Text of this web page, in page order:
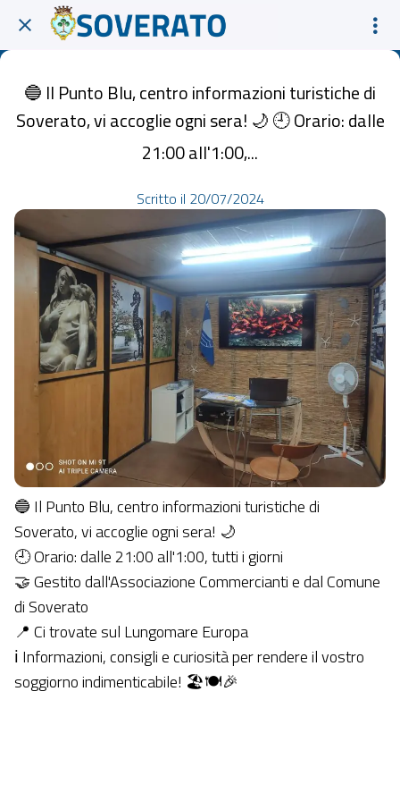
🔵 Il Punto Blu, centro informazioni turistiche di
Soverato, vi accoglie ogni sera! 🌙 🕘 Orario: dalle
21:00 all'1:00,...
Scritto il 20/07/2024
🔵 Il Punto Blu, centro informazioni turistiche di
Soverato, vi accoglie ogni sera! 🌙
🕘 Orario: dalle 21:00 all'1:00, tutti i giorni
🤝 Gestito dall'Associazione Commercianti e dal Comune
di Soverato
📍 Ci trovate sul Lungomare Europa
ℹ️ Informazioni, consigli e curiosità per rendere il vostro
soggiorno indimenticabile! 🏖️🍽️🎉